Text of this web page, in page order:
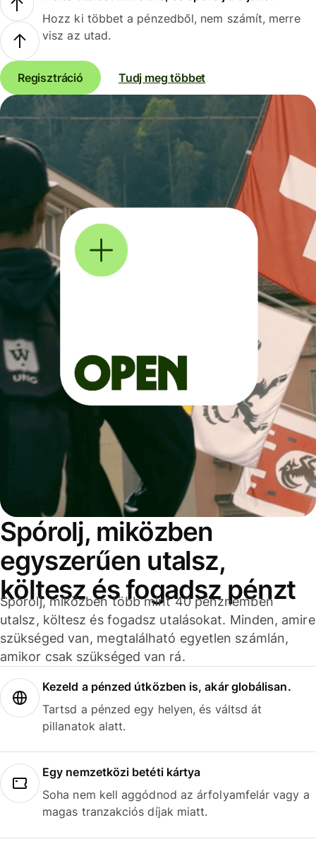
Hozz ki többet a pénzedből, nem számít, merre
visz az utad.
Regisztráció Tudj meg többet
Spórolj, miközben
egyszerűen utalsz,
költesz és fogadsz pénzt
Spórolj, miközben több mint 40 pénznemben
utalsz, költesz és fogadsz utalásokat. Minden, amire
szükséged van, megtalálható egyetlen számlán,
amikor csak szükséged van rá.
Kezeld a pénzed útközben is, akár globálisan.
Tartsd a pénzed egy helyen, és váltsd át
pillanatok alatt.
Egy nemzetközi betéti kártya
Soha nem kell aggódnod az árfolyamfelár vagy a
magas tranzakciós díjak miatt.